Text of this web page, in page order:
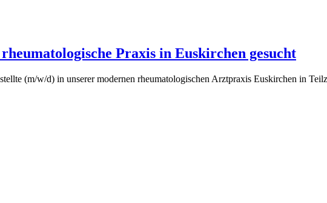
Praxis in Euskirchen gesucht
(m/w/d) in unserer modernen rheumatologischen Arztpraxis Euskirchen in